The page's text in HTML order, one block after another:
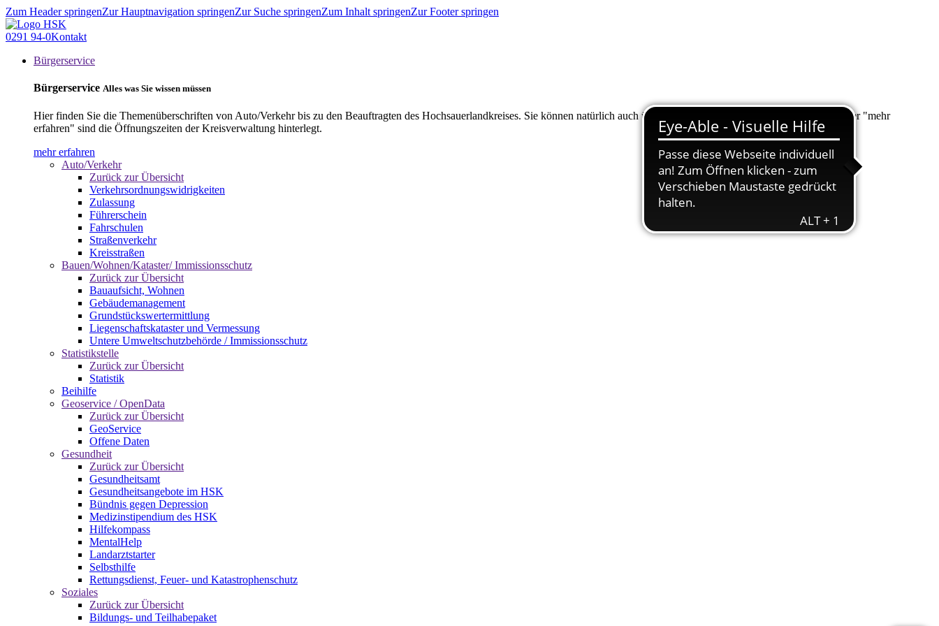
Zum Header springenZur Hauptnavigation springenZur Suche springenZum Inhalt springenZur Footer springen
0291 94-0Kontakt
Bürgerservice
Bürgerservice Alles was Sie wissen müssen
Hier finden Sie die Themenüberschriften von Auto/Verkehr bis zu den Beauftragten des Hochsauerlandkreises. Sie können natürlich auch über "Suche" nach Ihrem Anliegen suchen. Unter "mehr
erfahren" sind die Öffnungszeiten der Kreisverwaltung hinterlegt.
mehr erfahren
Auto/Verkehr
Zurück zur Übersicht
Verkehrsordnungswidrigkeiten
Zulassung
Führerschein
Fahrschulen
Straßenverkehr
Kreisstraßen
Bauen/Wohnen/Kataster/ Immissionsschutz
Zurück zur Übersicht
Bauaufsicht, Wohnen
Gebäudemanagement
Grundstückswertermittlung
Liegenschaftskataster und Vermessung
Untere Umweltschutzbehörde / Immissionsschutz
Statistikstelle
Zurück zur Übersicht
Statistik
Beihilfe
Geoservice / OpenData
Zurück zur Übersicht
GeoService
Offene Daten
Gesundheit
Zurück zur Übersicht
Gesundheitsamt
Gesundheitsangebote im HSK
Bündnis gegen Depression
Medizinstipendium des HSK
Hilfekompass
MentalHelp
Landarztstarter
Selbsthilfe
Rettungsdienst, Feuer- und Katastrophenschutz
Soziales
Zurück zur Übersicht
Bildungs- und Teilhabepaket